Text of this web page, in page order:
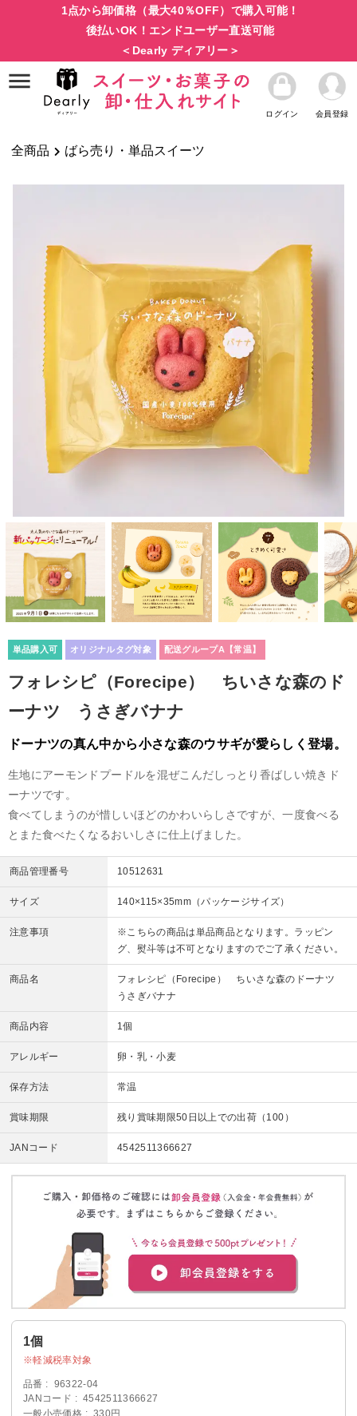
1点から卸価格（最大40％OFF）で購入可能！
後払いOK！エンドユーザー直送可能
＜Dearly ディアリー＞
ログイン 会員登録
全商品 ばら売り・単品スイーツ
単品購入可 オリジナルタグ対象 配送グループA【常温】
フォレシピ（Forecipe） ちいさな森のド
ーナツ うさぎバナナ
ドーナツの真ん中から小さな森のウサギが愛らしく登場。
生地にアーモンドプードルを混ぜこんだしっとり香ばしい焼きド
ーナツです。
食べてしまうのが惜しいほどのかわいらしさですが、一度食べる
とまた食べたくなるおいしさに仕上げました。
商品管理番号 10512631
サイズ 140×115×35mm（パッケージサイズ）
注意事項
※こちらの商品は単品商品となります。ラッピン
グ、熨斗等は不可となりますのでご了承ください。
商品名
フォレシピ（Forecipe） ちいさな森のドーナツ
うさぎバナナ
商品内容 1個
アレルギー 卵・乳・小麦
保存方法 常温
賞味期限 残り賞味期限50日以上での出荷（100）
JANコード 4542511366627
1個
軽減税率対象
品番
96322-04
JANコード
4542511366627
一般小売価格
330円